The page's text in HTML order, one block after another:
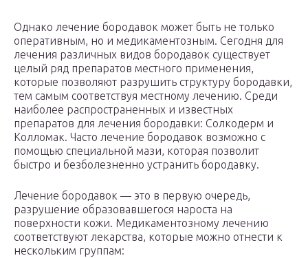
Однако лечение бородавок может быть не только
оперативным, но и медикаментозным. Сегодня для
лечения различных видов бородавок существует
целый ряд препаратов местного применения,
которые позволяют разрушить структуру бородавки,
тем самым соответствуя местному лечению. Среди
наиболее распространенных и известных
препаратов для лечения бородавки: Солкодерм и
Колломак. Часто лечение бородавок возможно с
помощью специальной мази, которая позволит
быстро и безболезненно устранить бородавку.
Лечение бородавок — это в первую очередь,
разрушение образовавшегося нароста на
поверхности кожи. Медикаментозному лечению
соответствуют лекарства, которые можно отнести к
нескольким группам: